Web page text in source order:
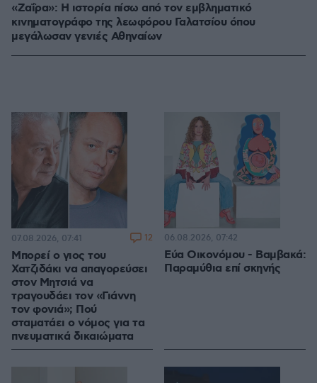
«Ζαΐρα»: Η ιστορία πίσω από τον εμβληματικό
κινηματογράφο της λεωφόρου Γαλατσίου όπου
μεγάλωσαν γενιές Αθηναίων
Μπορεί ο γιος του
Χατζιδάκι να απαγορεύσει
στον Μητσιά να
τραγουδάει τον «Γιάννη
τον φονιά»; Πού
σταματάει ο νόμος για τα
πνευματικά δικαιώματα
07.08.2026, 07:41 12
Εύα Οικονόμου - Βαμβακά:
Παραμύθια επί σκηνής
06.08.2026, 07:42